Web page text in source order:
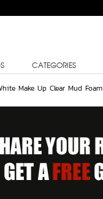
CATEGORIES
Make Up Clear Mud Foam